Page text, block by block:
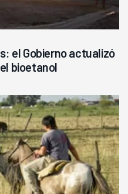
el Gobierno actualizó
bioetanol